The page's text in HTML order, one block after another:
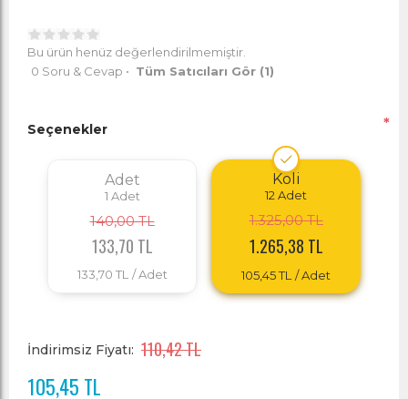
Bu ürün henüz değerlendirilmemiştir.
0 Soru & Cevap • Tüm Satıcıları Gör (1)
Seçenekler *
Adet
1 Adet
140,00 TL
133,70 TL
133,70 TL / Adet
Koli
12 Adet
1.325,00 TL
1.265,38 TL
105,45 TL / Adet
İndirimsiz Fiyatı: 110,42 TL
105,45 TL